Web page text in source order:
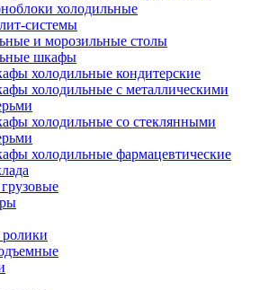
холодильные
системы
и морозильные столы
шкафы
холодильные кондитерские
холодильные с металлическими
холодильные со стеклянными
холодильные фармацевтические